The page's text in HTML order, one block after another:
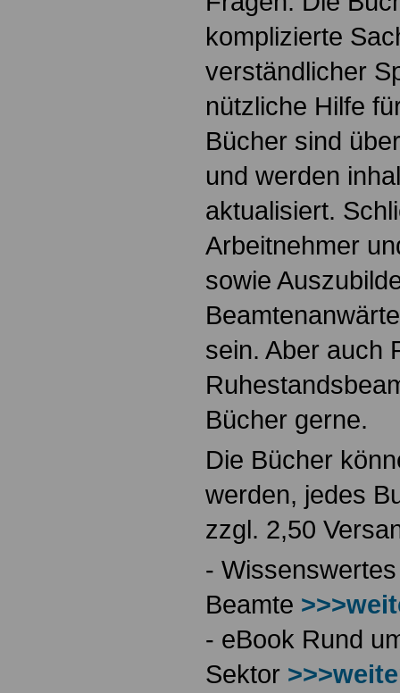
komplizierte
verständlicher
nützliche Hilfe
Bücher sind
und werden
aktualisiert.
Arbeitnehmer
sowie
sein. Aber auch
Bücher gerne.
Die Bücher
werden, jedes
zzgl. 2,50
-
Beamte
- eBook Rund
Sektor